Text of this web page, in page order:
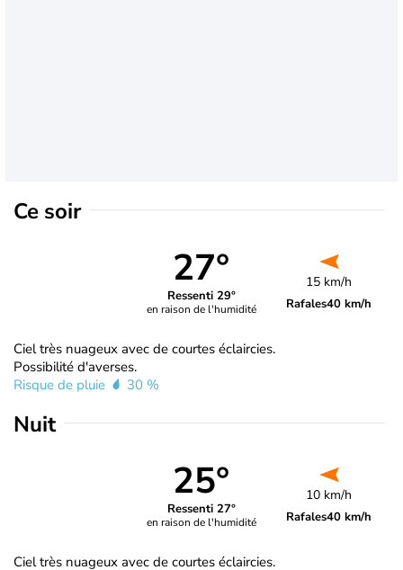
Ce soir
27°
Ressenti 29°
en raison de l'humidité
15 km/h
Rafales40 km/h
Ciel très nuageux avec de courtes éclaircies.
Possibilité d'averses.
Risque de pluie
30 %
Nuit
25°
Ressenti 27°
en raison de l'humidité
10 km/h
Rafales40 km/h
Ciel très nuageux avec de courtes éclaircies.